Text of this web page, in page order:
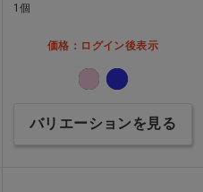
1個
価格：ログイン後表示
バリエーションを見る